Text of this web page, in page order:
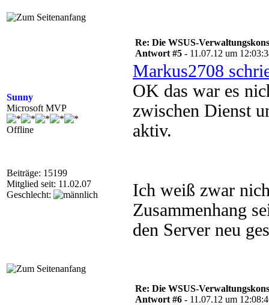
Sunny
Microsoft MVP
Offline
Beiträge: 15199
Mitglied seit: 11.02.07
Geschlecht:
Re: Die WSUS-
Antwort #5 - 11.07.12 um
Markus2708
OK das war es
zwischen Dienst
aktiv.
Ich weiß zwar
Zusammenhang
den Server neu
Re: Die WSUS-
Antwort #6 - 11.07.12 um